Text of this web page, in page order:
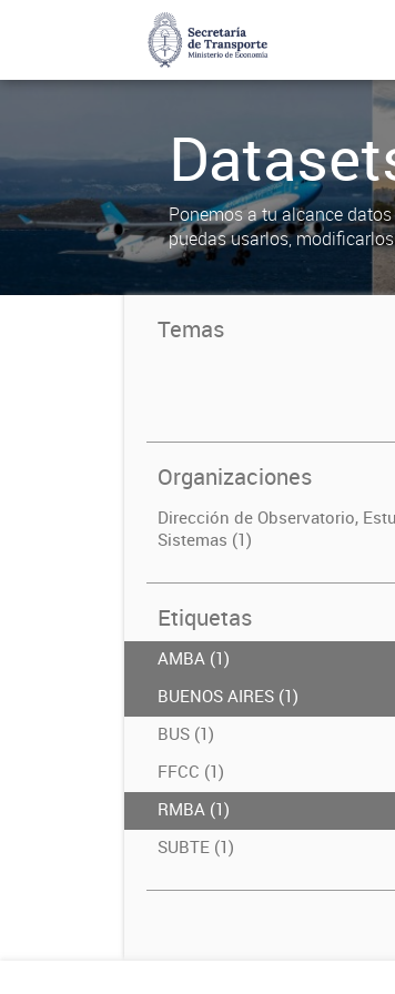
Ponemos a tu alcance
puedas usarlos,
Temas
Organizaciones
Dirección de Observatorio,
Sistemas (1)
Etiquetas
AMBA (1)
BUENOS AIRES (1)
BUS (1)
FFCC (1)
RMBA (1)
SUBTE (1)